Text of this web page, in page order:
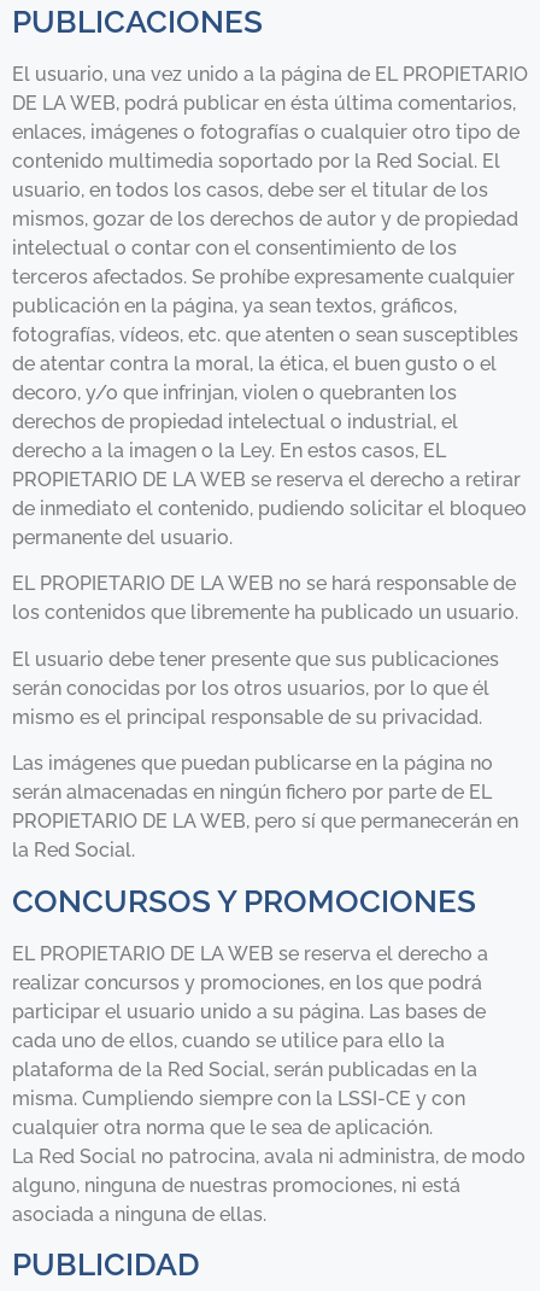
PUBLICACIONES
El usuario, una vez unido a la página de EL PROPIETARIO
DE LA WEB, podrá publicar en ésta última comentarios,
enlaces, imágenes o fotografías o cualquier otro tipo de
contenido multimedia soportado por la Red Social. El
usuario, en todos los casos, debe ser el titular de los
mismos, gozar de los derechos de autor y de propiedad
intelectual o contar con el consentimiento de los
terceros afectados. Se prohíbe expresamente cualquier
publicación en la página, ya sean textos, gráficos,
fotografías, vídeos, etc. que atenten o sean susceptibles
de atentar contra la moral, la ética, el buen gusto o el
decoro, y/o que infrinjan, violen o quebranten los
derechos de propiedad intelectual o industrial, el
derecho a la imagen o la Ley. En estos casos, EL
PROPIETARIO DE LA WEB se reserva el derecho a retirar
de inmediato el contenido, pudiendo solicitar el bloqueo
permanente del usuario.
EL PROPIETARIO DE LA WEB no se hará responsable de
los contenidos que libremente ha publicado un usuario.
El usuario debe tener presente que sus publicaciones
serán conocidas por los otros usuarios, por lo que él
mismo es el principal responsable de su privacidad.
Las imágenes que puedan publicarse en la página no
serán almacenadas en ningún fichero por parte de EL
PROPIETARIO DE LA WEB, pero sí que permanecerán en
la Red Social.
CONCURSOS Y PROMOCIONES
EL PROPIETARIO DE LA WEB se reserva el derecho a
realizar concursos y promociones, en los que podrá
participar el usuario unido a su página. Las bases de
cada uno de ellos, cuando se utilice para ello la
plataforma de la Red Social, serán publicadas en la
misma. Cumpliendo siempre con la LSSI-CE y con
cualquier otra norma que le sea de aplicación.
La Red Social no patrocina, avala ni administra, de modo
alguno, ninguna de nuestras promociones, ni está
asociada a ninguna de ellas.
PUBLICIDAD